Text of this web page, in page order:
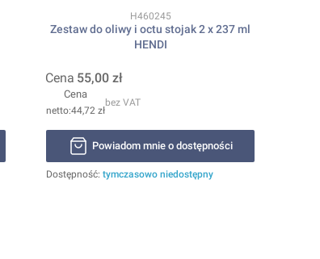
Kod produktu
H460245
Zestaw do oliwy i octu stojak 2 x 237 ml
HENDI
Cena 55,00 zł
Cena
44,72 zł
bez VAT
Powiadom mnie o dostępności
Dostępność: tymczasowo niedostępny